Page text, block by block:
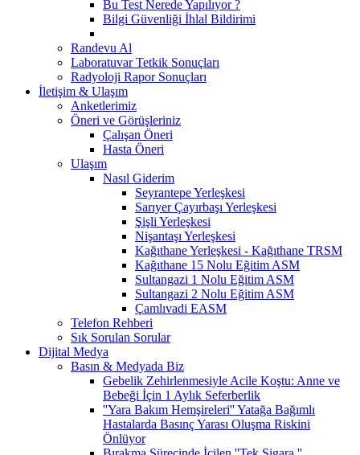
Bu Test Nerede Yapılıyor ?
Bilgi Güvenliği İhlal Bildirimi
Randevu Al
Laboratuvar Tetkik Sonuçları
Radyoloji Rapor Sonuçları
İletişim & Ulaşım
Anketlerimiz
Öneri ve Görüşleriniz
Çalışan Öneri
Hasta Öneri
Ulaşım
Nasıl Giderim
Seyrantepe Yerleşkesi
Sarıyer Çayırbaşı Yerleşkesi
Şişli Yerleşkesi
Nişantaşı Yerleşkesi
Kağıthane Yerleşkesi - Kağıthane TRSM
Kağıthane 15 Nolu Eğitim ASM
Sultangazi 1 Nolu Eğitim ASM
Sultangazi 2 Nolu Eğitim ASM
Çamlıvadi EASM
Telefon Rehberi
Sık Sorulan Sorular
Dijital Medya
Basın & Medyada Biz
Gebelik Zehirlenmesiyle Acile Koştu: Anne ve
Bebeği İçin 1 Aylık Seferberlik
''Yara Bakım Hemşireleri'' Yatağa Bağımlı
Hastalarda Basınç Yarası Oluşma Riskini
Önlüyor